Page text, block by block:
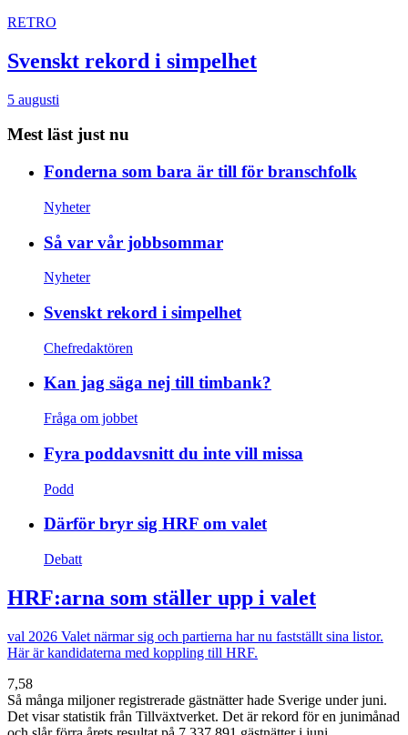
RETRO
Svenskt rekord i simpelhet
5 augusti
Mest läst just nu
Fonderna som bara är till för branschfolk
Nyheter
Så var vår jobbsommar
Nyheter
Svenskt rekord i simpelhet
Chefredaktören
Kan jag säga nej till timbank?
Fråga om jobbet
Fyra poddavsnitt du inte vill missa
Podd
Därför bryr sig HRF om valet
Debatt
HRF:arna som ställer upp i valet
val 2026 Valet närmar sig och partierna har nu fastställt sina listor.
Här är kandidaterna med koppling till HRF.
7,58
Så många miljoner registrerade gästnätter hade Sverige under juni.
Det visar statistik från Tillväxtverket. Det är rekord för en junimånad